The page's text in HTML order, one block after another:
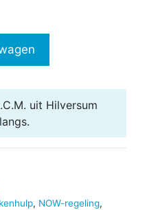
uit Hilversum
, NOW-regeling,